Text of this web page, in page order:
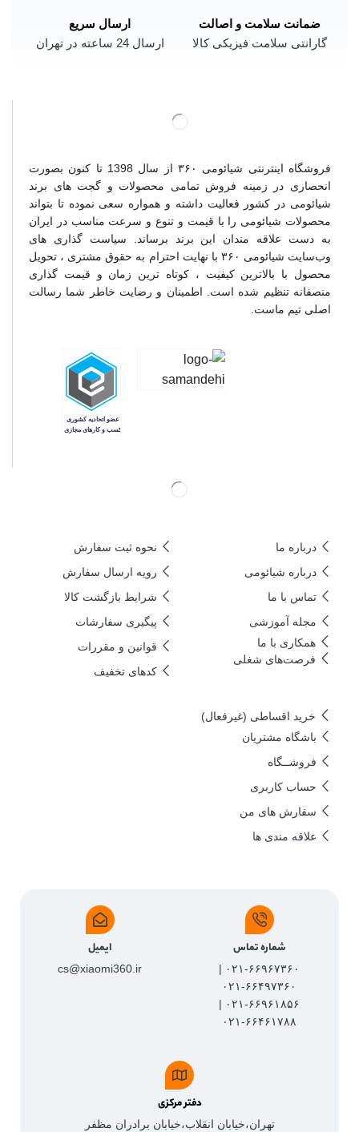
ضمانت سلامت و اصالت
گارانتی سلامت فیزیکی کالا
ارسال سریع
ارسال 24 ساعته در تهران
فروشگاه اینترنتی شیائومی ۳۶۰ از سال 1398 تا کنون بصورت
انحصاری در زمینه فروش تمامی محصولات و گجت های برند
شیائومی در کشور فعالیت داشته و همواره سعی نموده تا بتواند
محصولات شیائومی را با قیمت و تنوع و سرعت مناسب در ایران
به دست علاقه مندان این برند برساند. سیاست گذاری های
وب‌سایت شیائومی ۳۶۰ با نهایت احترام به حقوق مشتری ، تحویل
محصول با بالاترین کیفیت ، کوتاه ترین زمان و قیمت گذاری
منصفانه تنظیم شده است. اطمینان و رضایت خاطر شما رسالت
اصلی تیم ماست.
درباره ما
درباره شیائومی
تماس با ما
مجله آموزشی
همکاری با ما​
فرصت‌های شغلی
نحوه ثبت سفارش
رویه ارسال سفارش
شرایط بازگشت کالا
پیگیری سفارشات
قوانین و مقررات
کدهای تخفیف
خرید اقساطی (غیرفعال)
باشگاه مشتریان
فروشــگاه
حساب کاربری
سفارش های من
علاقه مندی ها
شماره تماس
۰۲۱-۶۶۹۶۷۳۶۰ |
۰۲۱-۶۶۴۹۷۳۶۰
۰۲۱-۶۶۹۶۱۸۵۶ |
۰۲۱-۶۶۴۶۱۷۸۸
ایمیل
cs@xiaomi360.ir
دفتر مرکزی
تهران،خیابان انقلاب،خیابان برادران مظفر